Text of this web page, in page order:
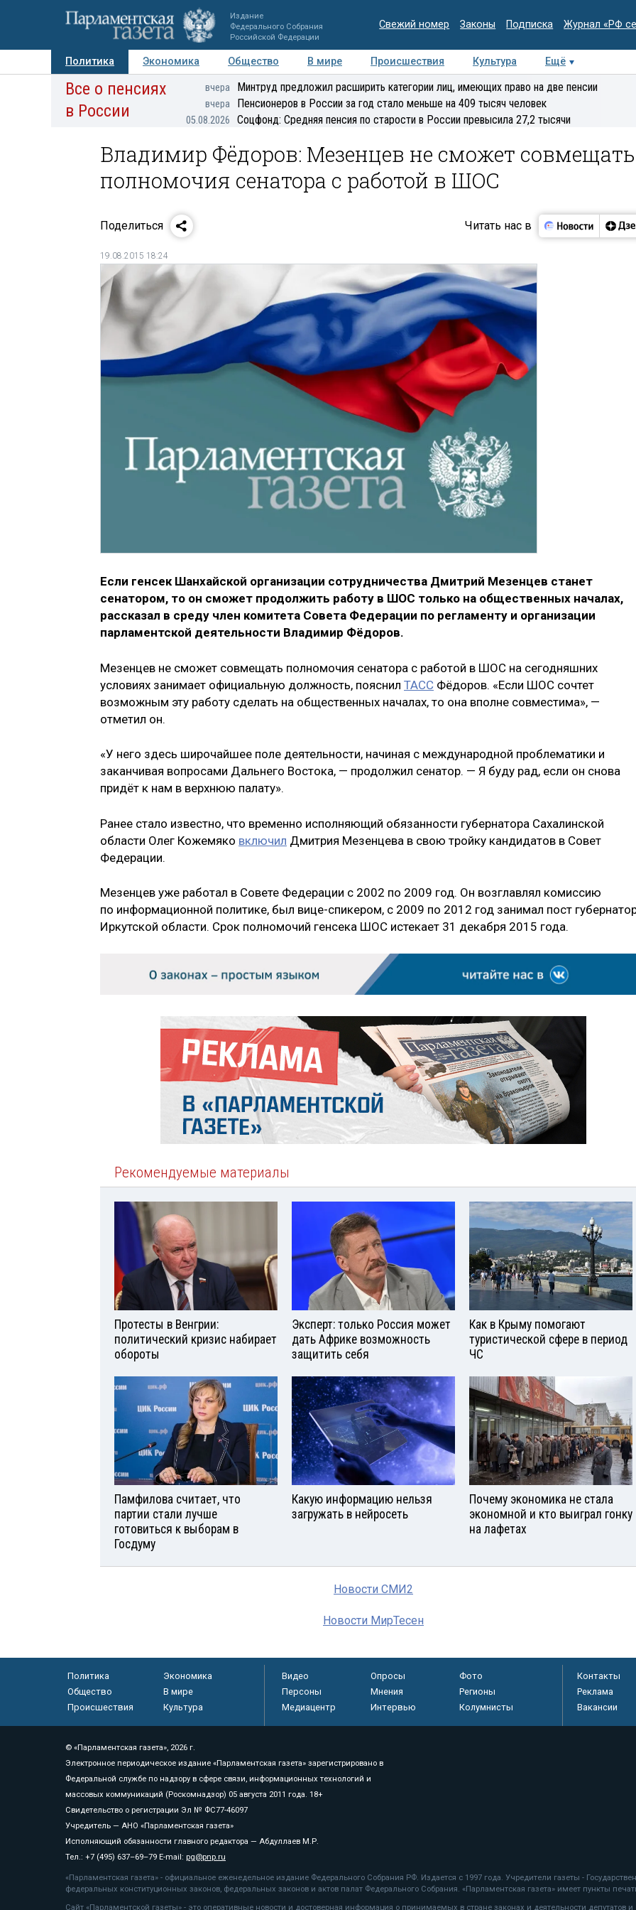
Издание
Федерального Собрания
Российской Федерации
Свежий номер Законы Подписка Журнал «РФ
Политика Экономика Общество В мире Происшествия Культура
Ещё
Авторы Персоны Мнения Регионы Медиацентр Интервью Колумнисты
Все о пенсиях
в России
вчера Минтруд предложил расширить категории лиц, имеющих право на две пенсии
вчера Пенсионеров в России за год стало меньше на 409 тысяч человек
05.08.2026 Соцфонд: Средняя пенсия по старости в России превысила 27,2 тысячи
Владимир Фёдоров: Мезенцев не сможет совмещать
полномочия сенатора с работой в ШОС
Поделиться Читать нас в
19.08.2015 18:24
Если генсек Шанхайской организации сотрудничества Дмитрий Мезенцев станет
сенатором, то он сможет продолжить работу в ШОС только на общественных началах,
рассказал в среду член комитета Совета Федерации по регламенту и организации
парламентской деятельности Владимир Фёдоров.
Мезенцев не сможет совмещать полномочия сенатора с работой в ШОС на сегодняшних
условиях занимает официальную должность, пояснил ТАСС Фёдоров. «Если ШОС сочтет
возможным эту работу сделать на общественных началах, то она вполне совместима», —
отметил он.
«У него здесь широчайшее поле деятельности, начиная с международной проблематики и
заканчивая вопросами Дальнего Востока, — продолжил сенатор. — Я буду рад, если он снова
придёт к нам в верхнюю палату».
Ранее стало известно, что временно исполняющий обязанности губернатора Сахалинской
области Олег Кожемяко включил Дмитрия Мезенцева в свою тройку кандидатов в Совет
Федерации.
Мезенцев уже работал в Совете Федерации с 2002 по 2009 год. Он возглавлял комиссию
по информационной политике, был вице-спикером, с 2009 по 2012 год занимал пост
Иркутской области. Срок полномочий генсека ШОС истекает 31 декабря 2015 года.
Рекомендуемые материалы
Протесты в Венгрии:
политический кризис набирает
обороты
Эксперт: только Россия может
дать Африке возможность
защитить себя
Как в Крыму помогают
туристической сфере в период
ЧС
Памфилова считает, что
партии стали лучше
готовиться к выборам в
Госдуму
Какую информацию нельзя
загружать в нейросеть
Почему экономика не стала
экономной и кто выиграл гонку
на лафетах
Новости СМИ2
Новости МирТесен
Политика
Экономика
Общество
В мире
Происшествия
Культура
Видео Опросы
Фото
Персоны
Мнения
Регионы
Медиацентр
Интервью Колумнисты
Контакты
Реклама
Вакансии
© «Парламентская газета», 2026 г.
Электронное периодическое издание «Парламентская газета» зарегистрировано в
Федеральной службе по надзору в сфере связи, информационных технологий и
массовых коммуникаций (Роскомнадзор) 05 августа 2011 года. 18+
Свидетельство о регистрации Эл № ФС77-46097
Учредитель — АНО «Парламентская газета»
Исполняющий обязанности главного редактора — Абдуллаев М.Р.
Тел.: +7 (495) 637–69–79 E-mail: pg@pnp.ru
«Парламентская газета» - официальное еженедельное издание Федерального Собрания РФ. Издается с 1997 года. Учредители газеты -
федеральных конституционных законов, федеральных законов и актов палат Федерального Собрания. «Парламентская газета» имеет пункты
Сайт «Парламентской газеты» - это оперативные новости и достоверная информация о принимаемых в стране законах и деятельности депутатов